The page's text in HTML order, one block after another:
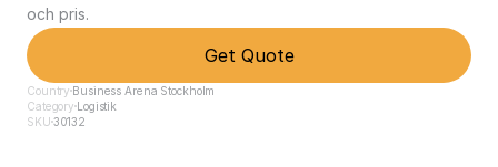
och pris.
Get Quote
Country Business Arena Stockholm
Category Logistik
SKU 30132